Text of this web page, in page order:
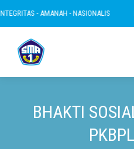
- AMANAH - NASIONALIS
BHAKTI